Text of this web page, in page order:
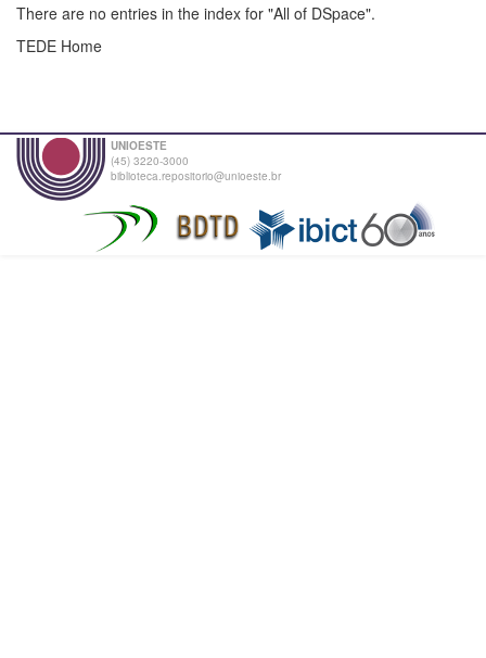
There are no entries in the index for "All of DSpace".
TEDE Home
UNIOESTE
(45) 3220-3000
biblioteca.repositorio@unioeste.br